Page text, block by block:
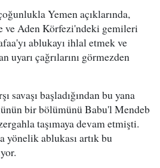
Yemen açıklarında,
ve Aden Körfezi'ndeki gemileri
ablukayı ihlal etmek ve
uyarı çağrılarını görmezden
başladığından bu yana
bir bölümünü Babu'l Mendeb
taşımaya devam etmişti.
ablukası artık bu